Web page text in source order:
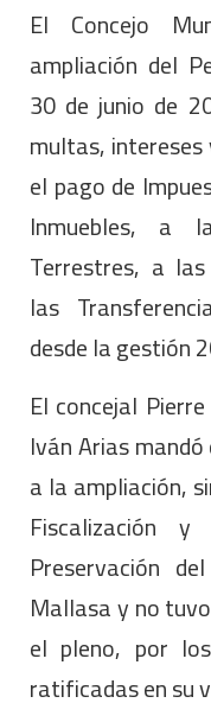
El Concejo
ampliación del
30 de junio de
multas,
el pago de
Inmuebles, a
Terrestres, a
las
desde la gestión
El concejal
Iván Arias
a la ampliación,
Fiscalización
Preservación
Mallasa y no
el pleno, por
ratificadas en su